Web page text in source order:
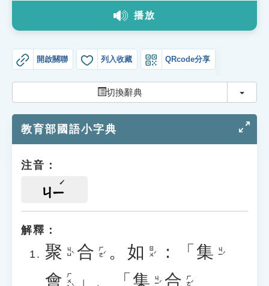
教學應用
播放
開啟關聯 列入收藏 QRcode分享
切換辭典 切換
教育部國語小字典
注音：
ㄐㄧ
解釋：
聚 ㄐㄩˋ 合 ㄏㄜˊ 。 如 ㄖㄨˊ ：「 集 ㄐㄧˊ
會 ㄏㄨㄟˋ 」、「 集 ㄐㄧˊ 合 ㄏㄜˊ